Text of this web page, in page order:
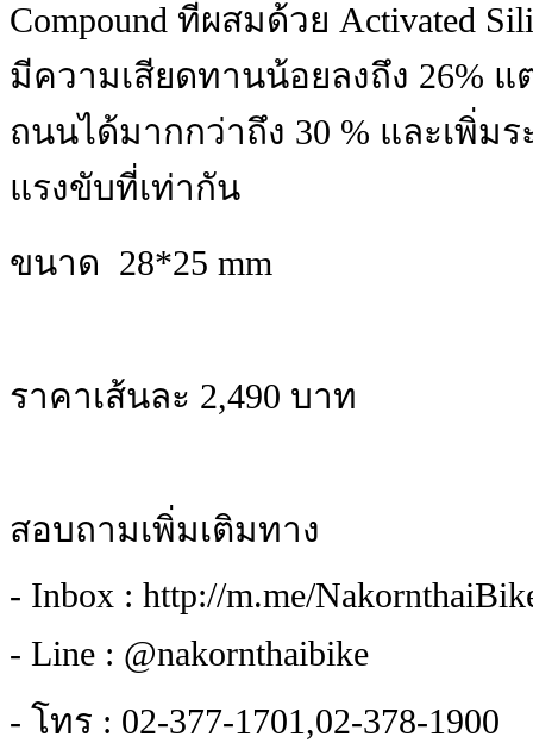
Compound ที่ผสมด้วย Activated
มีความเสียดทานน้อยลงถึง 26%
ถนนได้มากกว่าถึง 30 % และเพิ่มร
แรงขับที่เท่ากัน
ขนาด 28*25 mm
ราคาเส้นละ 2,490 บาท
สอบถามเพิ่มเติมทาง
- Inbox : http://m.me/
- Line : @nakornthaibike
- โทร : 02-377-1701,02-378-1900